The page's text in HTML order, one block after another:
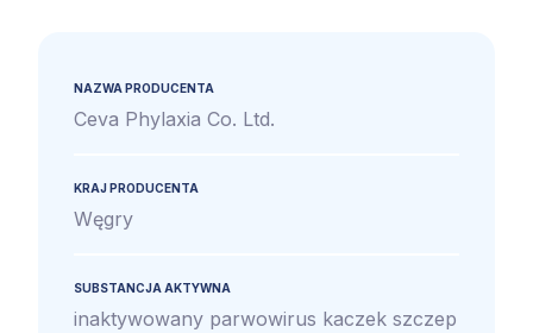
NAZWA PRODUCENTA
Ceva Phylaxia Co. Ltd.
KRAJ PRODUCENTA
Węgry
SUBSTANCJA AKTYWNA
inaktywowany parwowirus kaczek szczep